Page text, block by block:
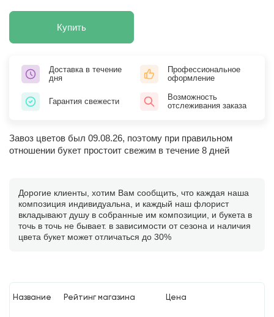
Купить
Доставка в течение
дня
Профессиональное
оформление
Гарантия свежести
Возможность
отслеживания заказа
Завоз цветов был 09.08.26, поэтому при правильном
отношении букет простоит свежим в течение 8 дней
Дорогие клиенты, хотим Вам сообщить, что каждая наша
композиция индивидуальна, и каждый наш флорист
вкладывают душу в собранные им композиции, и букета в
точь в точь не бывает. в зависимости от сезона и наличия
цвета букет может отличаться до 30%
Название Рейтинг магазина Цена